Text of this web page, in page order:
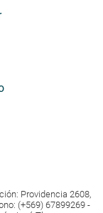
Providencia 2608,
(+569) 67899269 -